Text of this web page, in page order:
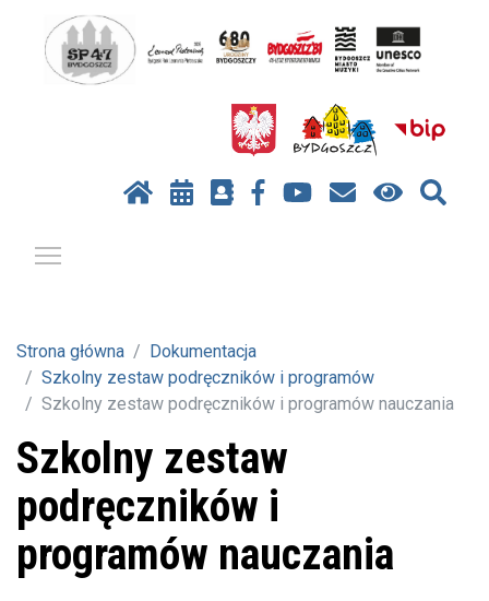
Strona główna
Dokumentacja
Szkolny zestaw podręczników i programów
Szkolny zestaw podręczników i programów nauczania
Szkolny zestaw
podręczników i
programów nauczania